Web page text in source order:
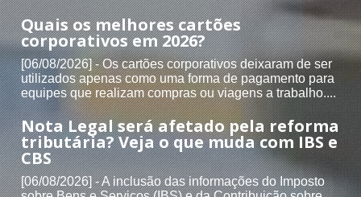
Quais os melhores cartões
corporativos em 2026?
[06/08/2026] - Os cartões corporativos deixaram de ser
utilizados apenas como uma forma de pagamento para
equipes que realizam compras ou viagens a trabalho....
Nota Legal será afetado pela reforma
tributária? Veja o que muda com IBS e
CBS
[06/08/2026] - A inclusão das informações do Imposto